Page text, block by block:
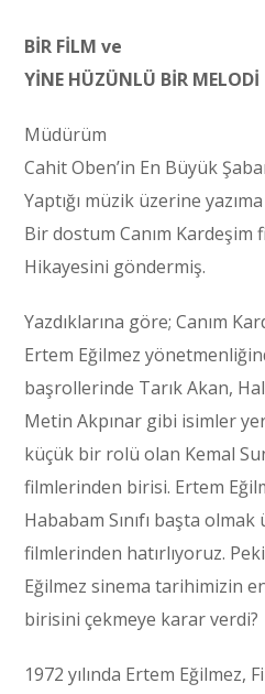
BİR FİLM ve
YİNE HÜZÜNLÜ BİR MELODİ
Müdürüm
Cahit Oben’in En Büyük
Yaptığı müzik üzerine yazıma
Bir dostum Canım Kardeşim
Hikayesini göndermiş.
Yazdıklarına göre; Canım
Ertem Eğilmez
başrollerinde Tarık Akan,
Metin Akpınar gibi isimler
küçük bir rolü olan Kemal
filmlerinden birisi. Ertem
Hababam Sınıfı başta
filmlerinden hatırlıyoruz.
Eğilmez sinema tarihimizin
birisini çekmeye karar verdi?
1972 yılında Ertem Eğilmez,